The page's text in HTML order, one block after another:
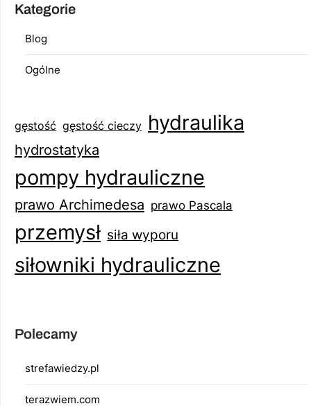
Kategorie
Blog
Ogólne
gęstość gęstość cieczy hydraulika
hydrostatyka
pompy hydrauliczne
prawo Archimedesa prawo Pascala
przemysł siła wyporu
siłowniki hydrauliczne
Polecamy
strefawiedzy.pl
terazwiem.com